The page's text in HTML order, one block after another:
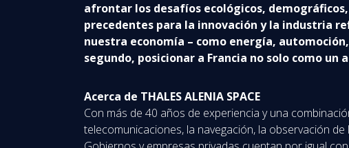
afrontar los desafíos ecológicos,
precedentes para la innovación y la industria
nuestra economía – como energía,
segundo, posicionar a Francia no solo como
Acerca de THALES ALENIA SPACE
Con más de 40 años de experiencia y una
telecomunicaciones, la navegación, la observación